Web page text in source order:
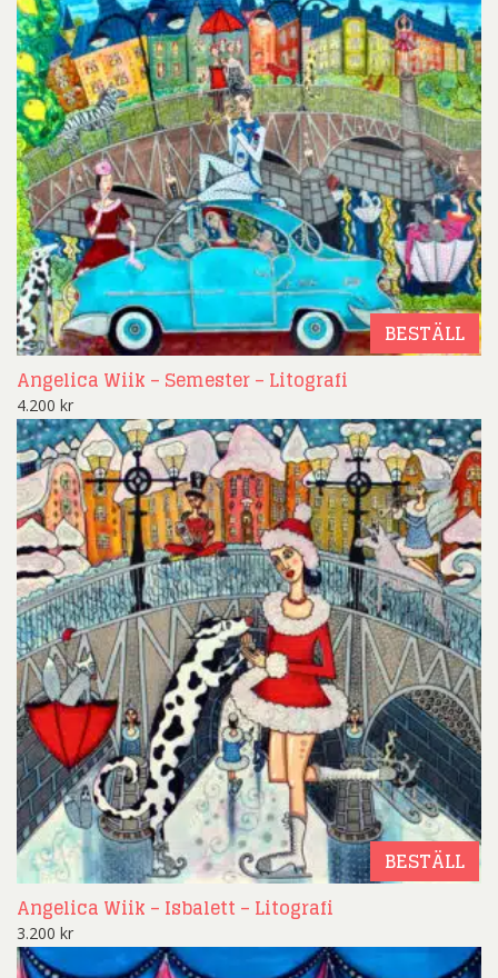
BESTÄLL
Angelica Wiik – Semester – Litografi
4.200 kr
BESTÄLL
Angelica Wiik – Isbalett – Litografi
3.200 kr